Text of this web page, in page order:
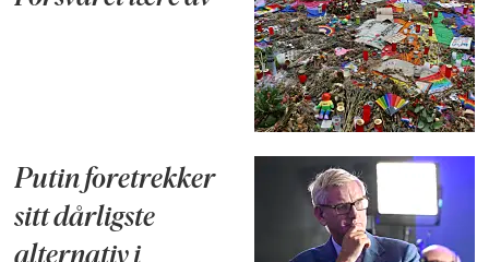
Putin foretrekker
sitt dårligste